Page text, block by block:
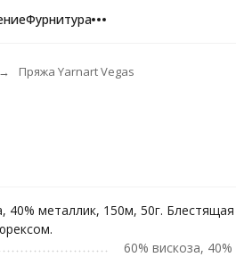
Фурнитура
Пряжа Yarnart Vegas
40% металлик, 150м, 50г.
60% вискоза, 40%